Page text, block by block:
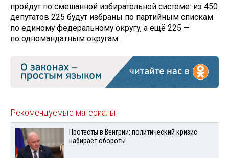
пройдут по смешанной избирательной системе: из 450
депутатов 225 будут избраны по партийным спискам
по единому федеральному округу, а ещё 225 —
по одномандатным округам.
Рекомендуемые материалы
Протесты в Венгрии: политический кризис
набирает обороты